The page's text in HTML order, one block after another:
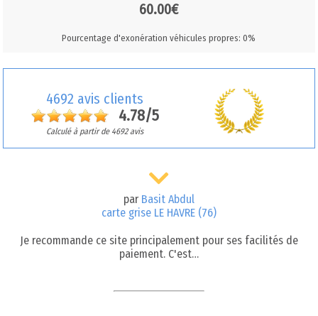
60.00€
Pourcentage d'exonération véhicules propres: 0%
4692 avis clients
4.78/5
Calculé à partir de 4692 avis
par Basit Abdul
carte grise LE HAVRE (76)
Je recommande ce site principalement pour ses facilités de
paiement. C'est…